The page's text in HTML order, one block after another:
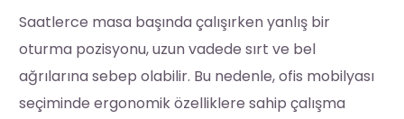
Saatlerce masa başında çalışırken yanlış bir
oturma pozisyonu, uzun vadede sırt ve bel
ağrılarına sebep olabilir. Bu nedenle, ofis mobilyası
seçiminde ergonomik özelliklere sahip çalışma